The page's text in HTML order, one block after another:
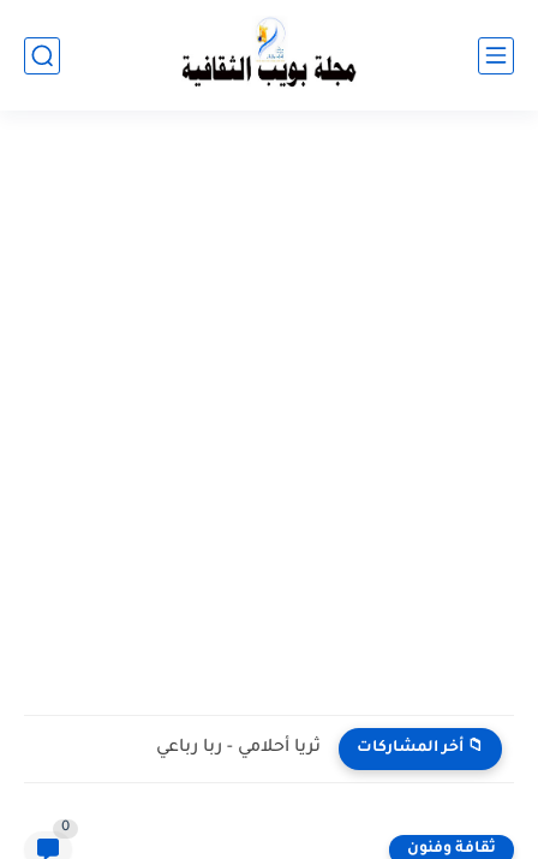
📁 أخر المشاركات ثريا أحلامي - ربا رباعي
ثقافة وفنون
0